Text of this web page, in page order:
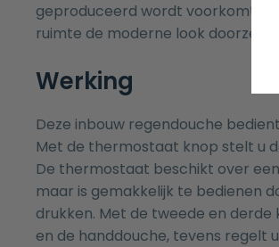
geproduceerd wordt voorkomt u
ruimte de moderne look
Werking
Deze inbouw regendouche
Met de thermostaat knop stelt u
De thermostaat beschikt over
maar is gemakkelijk te bedienen
drukken. Met de tweede en
en de handdouche, tevens regelt